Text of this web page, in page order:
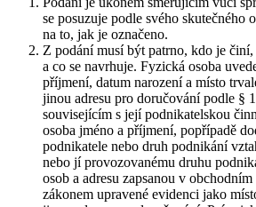
se posuzuje podle svého skutečného
na to, jak je označeno.
Z podání musí být patrno, kdo je činí,
a co se navrhuje. Fyzická osoba
příjmení, datum narození a místo
jinou adresu pro doručování podle §
souvisejícím s její podnikatelskou
osoba jméno a příjmení, popřípadě
podnikatele nebo druh podnikání
nebo jí provozovanému druhu
osob a adresu zapsanou v
zákonem upravené evidenci jako